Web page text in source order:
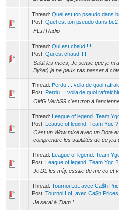
Thread: Quel est ton pseudo dans
Post: Quel est ton pseudo dans bc2
FLaTRadio
Thread: Qui est chaud !!!!
Post: Qui est chaud !!!!
Salut les mecs, Je pense que je
Byket) je ne peux pas passer à
Thread: Perdu ... voila de quoi
Post: Perdu ... voila de quoi
OMG Verbi99 c'est trop à
Thread: League of legend. Team
Post: League of legend. Team Ygc ?
C'est un Wow mixé avec un Dota
comprendre les subtilités de ce
Thread: League of legend. Team
Post: League of legend. Team Ygc ?
Je DL les màj, essaie de me co et
Thread: Tournoi LoL avec Ca$h
Post: Tournoi LoL avec Ca$h Prices
Je serai à 'Dam !